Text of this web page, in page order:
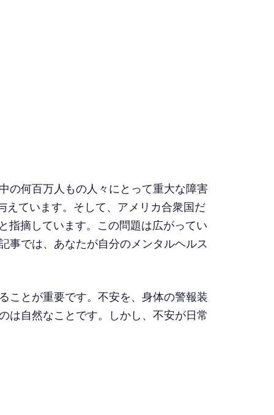
の何百万人もの人々にとって重大な障害
えています。そして、アメリカ合衆国だ
指摘しています。この問題は広がってい
事では、あなたが自分のメンタルヘルス
ことが重要です。不安を、身体の警報装
は自然なことです。しかし、不安が日常